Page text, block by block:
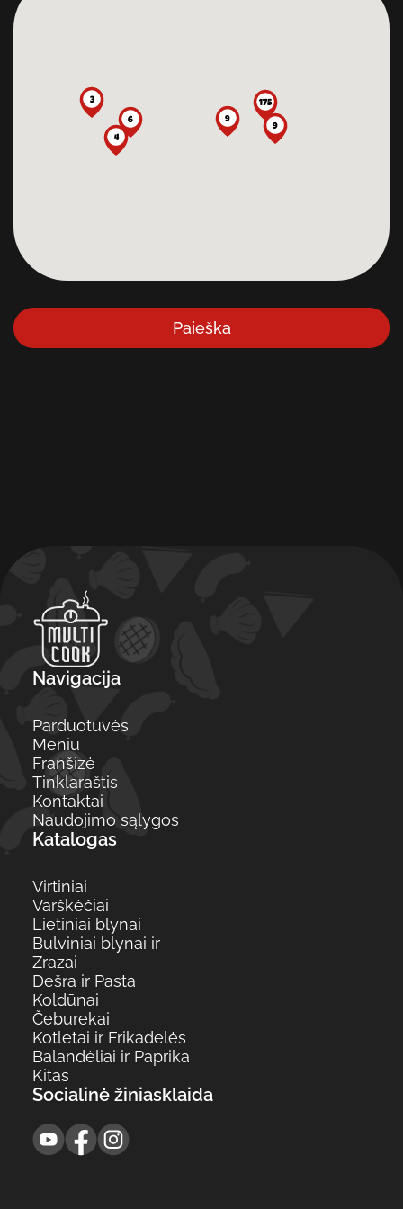
175
9
9
3
4
6
Paieška
Navigacija
Parduotuvės
Meniu
Franšizė
Tinklaraštis
Kontaktai
Naudojimo sąlygos
Katalogas
Virtiniai
Varškėčiai
Lietiniai blynai
Bulviniai blynai ir
Zrazai
Dešra ir Pasta
Koldūnai
Čeburekai
Kotletai ir Frikadelės
Balandėliai ir Paprika
Kitas
Socialinė žiniasklaida